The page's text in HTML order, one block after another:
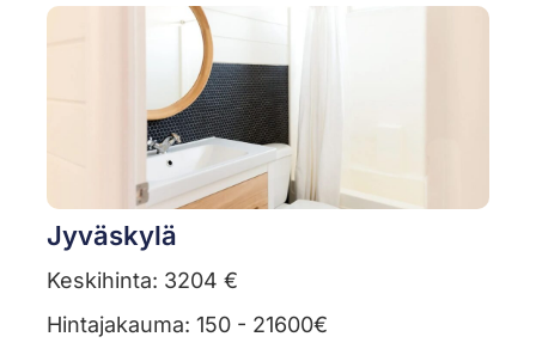
Jyväskylä
Keskihinta: 3204 €
Hintajakauma: 150 - 21600€